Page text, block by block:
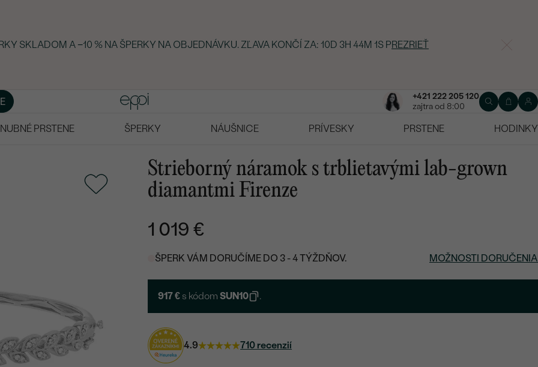
SKLADOM A −10 % NA ŠPERKY NA OBJEDNÁVKU. ZĽAVA KONČÍ ZA: 10D 3H 44M 0S PREZRIEŤ
+421 222 205 120
zajtra od 8:00
PRSTENE ŠPERKY NÁUŠNICE PRÍVESKY PRSTENE
HODINKY
Strieborný náramok s trblietavými lab-grown
diamantmi Firenze
1 019 €
ŠPERK VÁM DORUČÍME DO 3 - 4 TÝŽDŇOV. MOŽNOSTI DORUČENIA
917 € s kódomSUN10 .
4.9 710 recenzií